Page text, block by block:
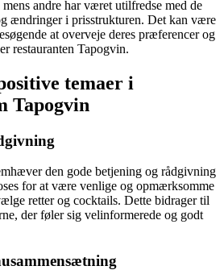
andre har været utilfredse med de
ændringer i prisstrukturen. Det kan være
at overveje deres præferencer og
restauranten Tapogvin.
temaer i
Tapogvin
den gode betjening og rådgivning
for at være venlige og opmærksomme
retter og cocktails. Dette bidrager til
der føler sig velinformerede og godt